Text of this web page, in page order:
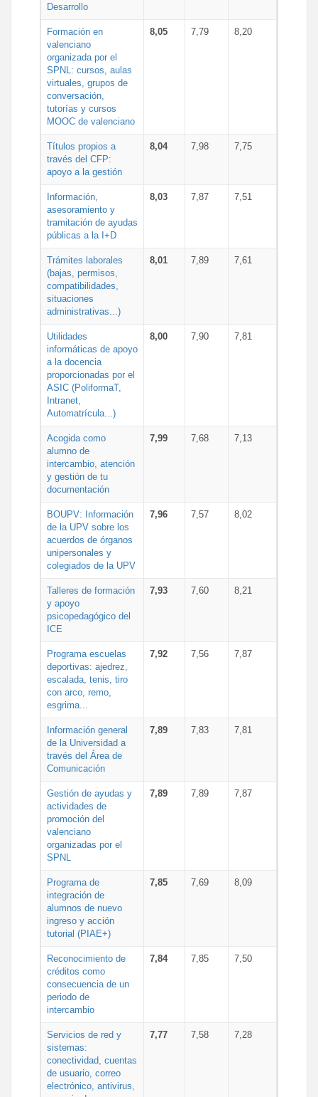
Desarrollo
Formación en
valenciano
organizada por el
SPNL: cursos, aulas
virtuales, grupos de
conversación,
tutorías y cursos
MOOC de valenciano
8,05 7,79 8,20
Títulos propios a
través del CFP:
apoyo a la gestión
8,04 7,98 7,75
Información,
asesoramiento y
tramitación de ayudas
públicas a la I+D
8,03 7,87 7,51
Trámites laborales
(bajas, permisos,
compatibilidades,
situaciones
administrativas...)
8,01 7,89 7,61
Utilidades
informáticas de apoyo
a la docencia
proporcionadas por el
ASIC (PoliformaT,
Intranet,
Automatrícula...)
8,00 7,90 7,81
Acogida como
alumno de
intercambio, atención
y gestión de tu
documentación
7,99 7,68 7,13
BOUPV: Información
de la UPV sobre los
acuerdos de órganos
unipersonales y
colegiados de la UPV
7,96 7,57 8,02
Talleres de formación
y apoyo
psicopedagógico del
ICE
7,93 7,60 8,21
Programa escuelas
deportivas: ajedrez,
escalada, tenis, tiro
con arco, remo,
esgrima...
7,92 7,56 7,87
Información general
de la Universidad a
través del Área de
Comunicación
7,89 7,83 7,81
Gestión de ayudas y
actividades de
promoción del
valenciano
organizadas por el
SPNL
7,89 7,89 7,87
Programa de
integración de
alumnos de nuevo
ingreso y acción
tutorial (PIAE+)
7,85 7,69 8,09
Reconocimiento de
créditos como
consecuencia de un
periodo de
intercambio
7,84 7,85 7,50
Servicios de red y
sistemas:
conectividad, cuentas
de usuario, correo
electrónico, antivirus,
7,77 7,58 7,28